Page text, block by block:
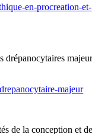
en-procreation-et-
drépanocytaires
majeur
de la conception et